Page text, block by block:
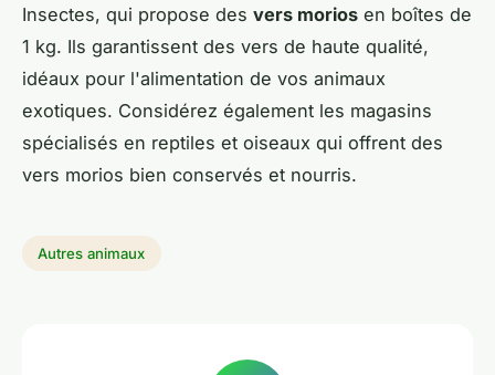
Insectes, qui propose des vers morios en boîtes de
1 kg. Ils garantissent des vers de haute qualité,
idéaux pour l'alimentation de vos animaux
exotiques. Considérez également les magasins
spécialisés en reptiles et oiseaux qui offrent des
vers morios bien conservés et nourris.
Autres animaux